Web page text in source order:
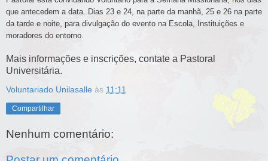
que antecedem a data. Dias 23 e 24, na parte da manhã, 25 e 26 na parte
da tarde e noite, para divulgação do evento na Escola, Instituições e
moradores do entorno.
Mais informações e inscrições, contate a Pastoral
Universitária.
Voluntariado Unilasalle às 11:11
Compartilhar
Nenhum comentário: